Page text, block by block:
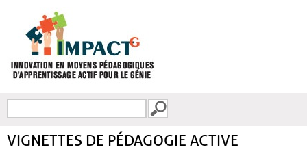
FORMULAIRE DE
VIGNETTES DE PÉDAGOGIE ACTIVE